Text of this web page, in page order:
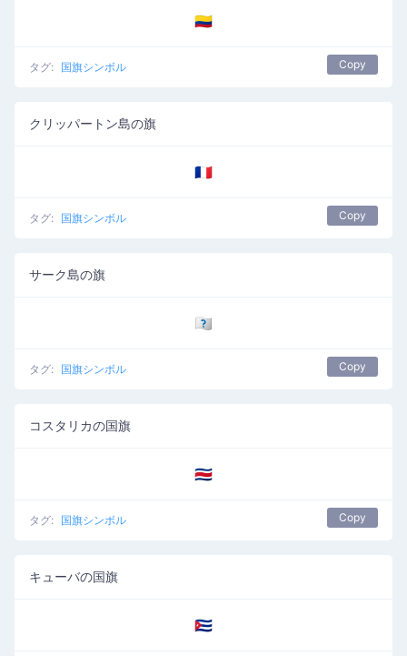
🇨🇴
タグ: 国旗シンボル Copy
クリッパートン島の旗
🇨🇵
タグ: 国旗シンボル Copy
サーク島の旗
🇨🇶
タグ: 国旗シンボル Copy
コスタリカの国旗
🇨🇷
タグ: 国旗シンボル Copy
キューバの国旗
🇨🇺